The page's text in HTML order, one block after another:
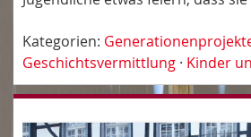
Kategorien:
Geschichtsvermittlung · Kinder